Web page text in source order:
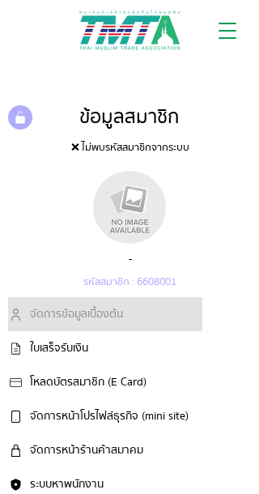
ข้อมูลสมาชิก
❌ ไม่พบรหัสสมาชิกจากระบบ
-
รหัสสมาชิก : 6608001
จัดการข้อมูลเบื้องต้น
ใบเสร็จรับเงิน
โหลดบัตรสมาชิก (E Card)
จัดการหน้าโปรไฟล์ธุรกิจ (mini site)
จัดการหน้าร้านค้าสมาคม
ระบบหาพนักงาน